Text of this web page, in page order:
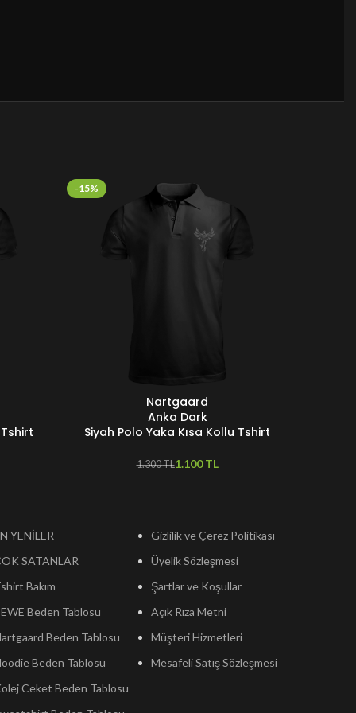
-15%
Nartgaard
Anka Dark
Siyah Polo Yaka Kısa Kollu Tshirt
1.300TL1.100TL
YENİLER
SATANLAR
Bakım
Beden Tablosu
Beden Tablosu
Beden Tablosu
Ceket Beden Tablosu
Gizlilik ve Çerez Politikası
Üyelik Sözleşmesi
Şartlar ve Koşullar
Açık Rıza Metni
Müşteri Hizmetleri
Mesafeli Satış Sözleşmesi